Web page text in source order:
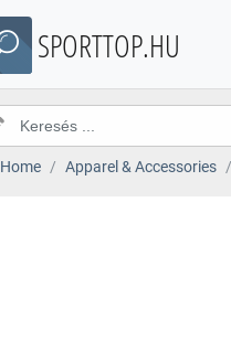
SPORTTOP.HU
Home Apparel & Accessories